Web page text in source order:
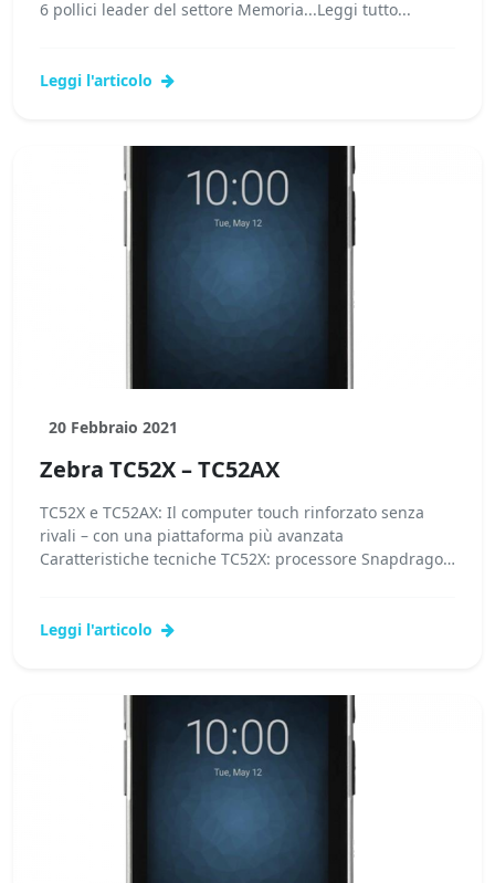
6 pollici leader del settore Memoria...Leggi tutto...
Leggi l'articolo
20 Febbraio 2021
Zebra TC52X – TC52AX
TC52X e TC52AX: Il computer touch rinforzato senza
rivali – con una piattaforma più avanzata
Caratteristiche tecniche TC52X: processore Snapdragon
Leggi l'articolo